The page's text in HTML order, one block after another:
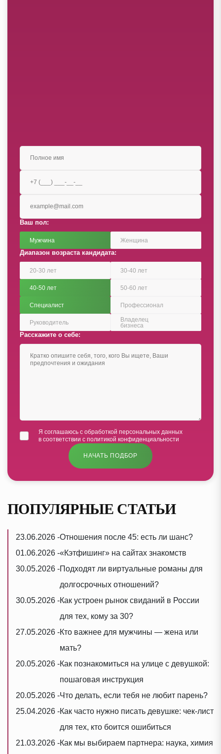
Ваш пол:
Мужчина Женщина
Диапазон возраста кандидата:
20-30 лет 30-40 лет
40-50 лет 50-60 лет
Специалист Профессионал
Руководитель
Владелец
бизнеса
Расскажите о себе:
Я соглашаюсь с обработкой персональных данных
в соответствии с политикой конфиденциальности
НАЧАТЬ ПОДБОР
ПОПУЛЯРНЫЕ СТАТЬИ
23.06.2026 -Отношения после 45: есть ли шанс?
01.06.2026 -«Кэтфишинг» на сайтах знакомств
30.05.2026 -Подходят ли виртуальные романы для
долгосрочных отношений?
30.05.2026 -Как устроен рынок свиданий в России
для тех, кому за 30?
27.05.2026 -Кто важнее для мужчины — жена или
мать?
20.05.2026 -Как познакомиться на улице с девушкой:
пошаговая инструкция
20.05.2026 -Что делать, если тебя не любит парень?
25.04.2026 -Как часто нужно писать девушке: чек-лист
для тех, кто боится ошибиться
21.03.2026 -Как мы выбираем партнера: наука, химия